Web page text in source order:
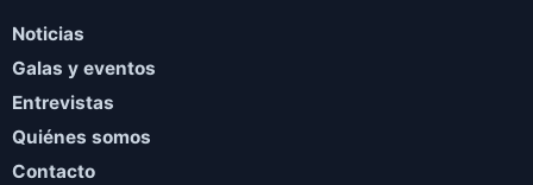
Noticias
Galas y eventos
Entrevistas
Quiénes somos
Contacto